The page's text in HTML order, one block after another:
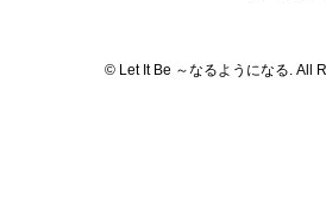
© Let It Be ～なるようになる. All